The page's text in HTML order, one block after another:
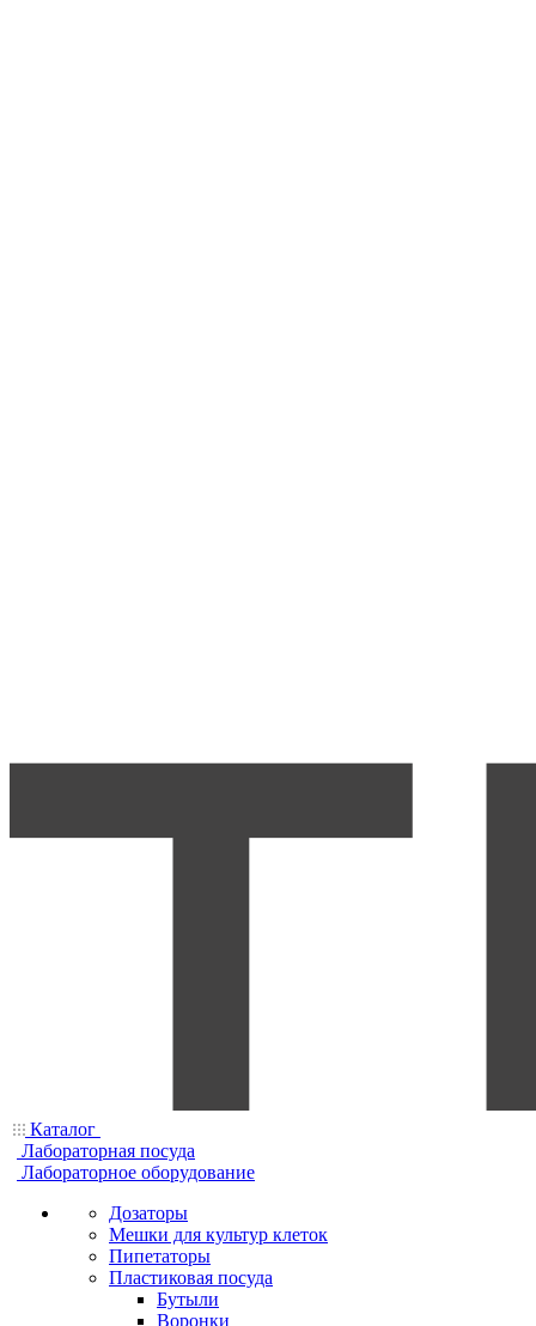
Каталог
Лабораторная посуда
Лабораторное оборудование
Дозаторы
Мешки для культур клеток
Пипетаторы
Пластиковая посуда
Бутыли
Воронки